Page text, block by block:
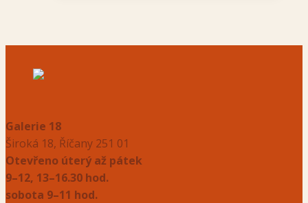
Galerie 18
Široká 18, Říčany 251 01
Otevřeno úterý až pátek
9–12, 13–16.30 hod.
sobota 9–11 hod.